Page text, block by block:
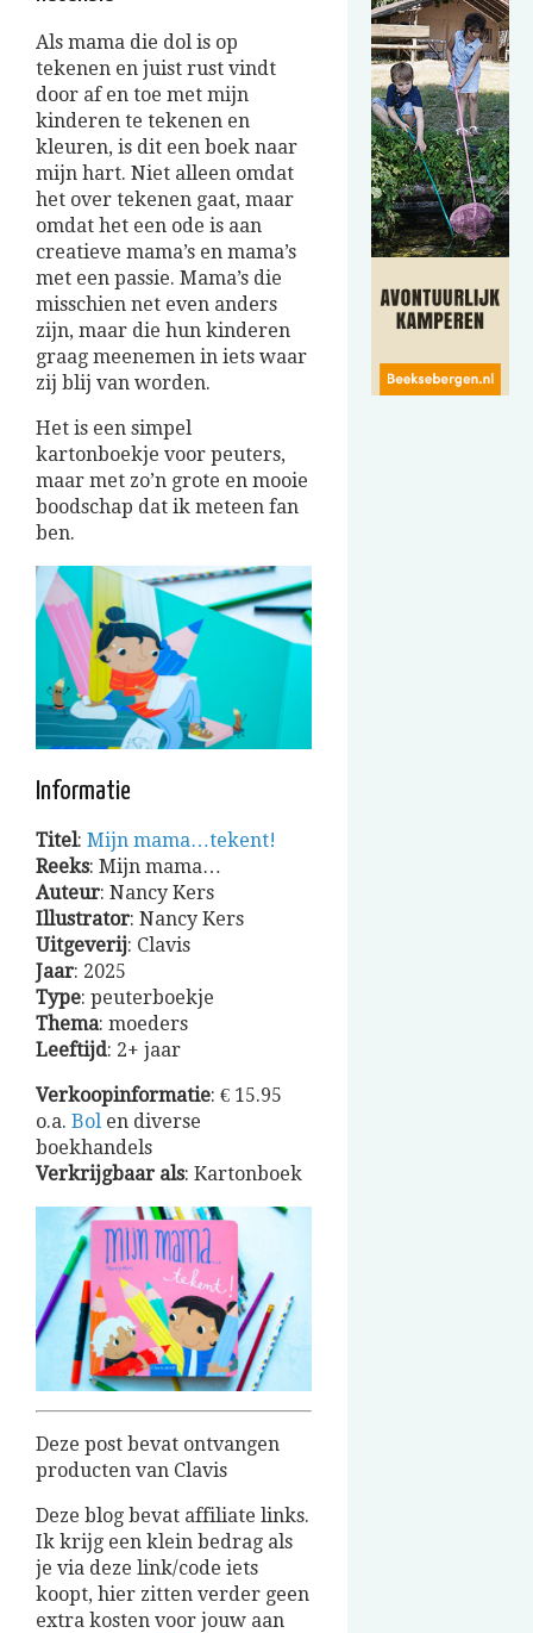
Als mama die dol is op
tekenen en juist rust vindt
door af en toe met mijn
kinderen te tekenen en
kleuren, is dit een boek naar
mijn hart. Niet alleen omdat
het over tekenen gaat, maar
omdat het een ode is aan
creatieve mama’s en mama’s
met een passie. Mama’s die
misschien net even anders
zijn, maar die hun kinderen
graag meenemen in iets waar
zij blij van worden.
Het is een simpel
kartonboekje voor peuters,
maar met zo’n grote en mooie
boodschap dat ik meteen fan
ben.
Informatie
Titel: Mijn mama…tekent!
Reeks: Mijn mama…
Auteur: Nancy Kers
Illustrator: Nancy Kers
Uitgeverij: Clavis
Jaar: 2025
Type: peuterboekje
Thema: moeders
Leeftijd: 2+ jaar
Verkoopinformatie: € 15.95
o.a. Bol en diverse
boekhandels
Verkrijgbaar als: Kartonboek
Deze post bevat ontvangen
producten van Clavis
Deze blog bevat affiliate links.
Ik krijg een klein bedrag als
je via deze link/code iets
koopt, hier zitten verder geen
extra kosten voor jouw aan